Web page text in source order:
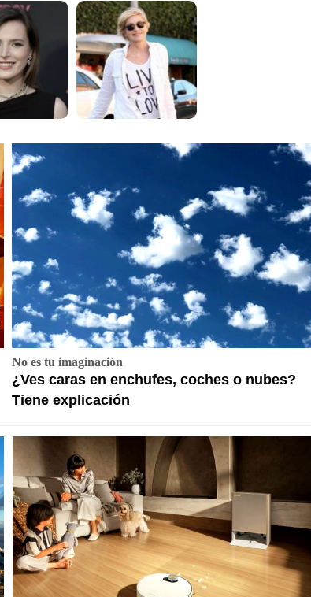
No es tu imaginación
¿Ves caras en enchufes, coches o nubes?
Tiene explicación